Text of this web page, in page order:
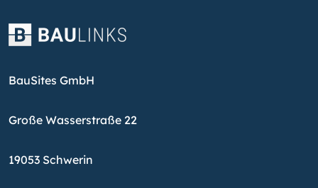
BauSites GmbH
Große Wasserstraße 22
19053 Schwerin